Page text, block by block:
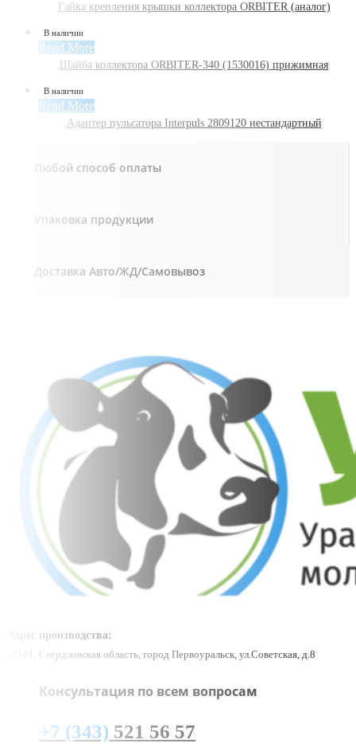
Гайка крепления крышки коллектора ORBITER (аналог)
В наличии
Read More
Шайба коллектора ORBITER-340 (1530016) прижимная
В наличии
Read More
Адаптер пульсатора Interpuls 2809120 нестандартный
Любой способ оплаты
Упаковка продукции
Доставка Авто/ЖД/Самовывоз
Адрес производства:
23101, Свердловская область, город Первоуральск, ул.Советская, д.8
Консультация по всем вопросам
+7 (343) 521 56 57